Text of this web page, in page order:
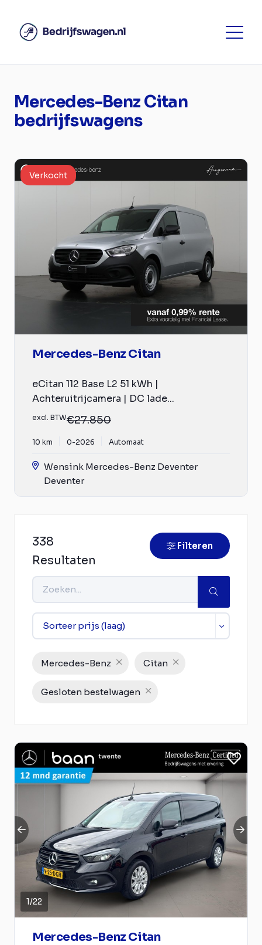
Mercedes-Benz Citan
bedrijfswagens
Verkocht
Mercedes-Benz Citan
eCitan 112 Base L2 51 kWh |
Achteruitrijcamera | DC lade...
excl. BTW€27.850
10 km 0-2026 Automaat
Wensink Mercedes-Benz Deventer
Deventer
338
Resultaten
Filteren
Mercedes-Benz Citan
Gesloten bestelwagen
1/22
Mercedes-Benz Citan